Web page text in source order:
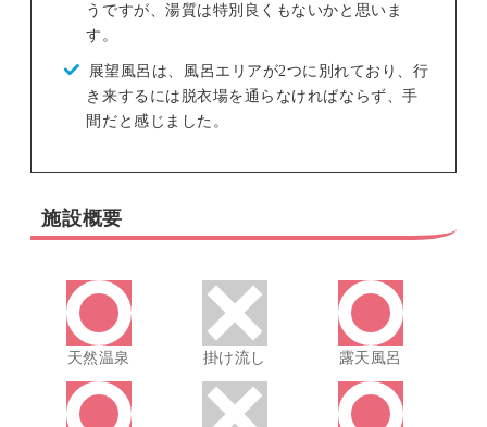
うですが、湯質は特別良くもないかと思いま
す。
展望風呂は、風呂エリアが2つに別れており、行
き来するには脱衣場を通らなければならず、手
間だと感じました。
施設概要
天然温泉 掛け流し 露天風呂